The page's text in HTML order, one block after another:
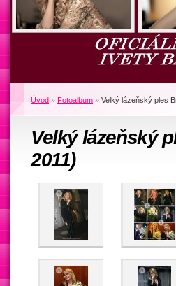
Úvod » Fotoalbum » Velký lázeňský ples
Velký lázeňský
2011)